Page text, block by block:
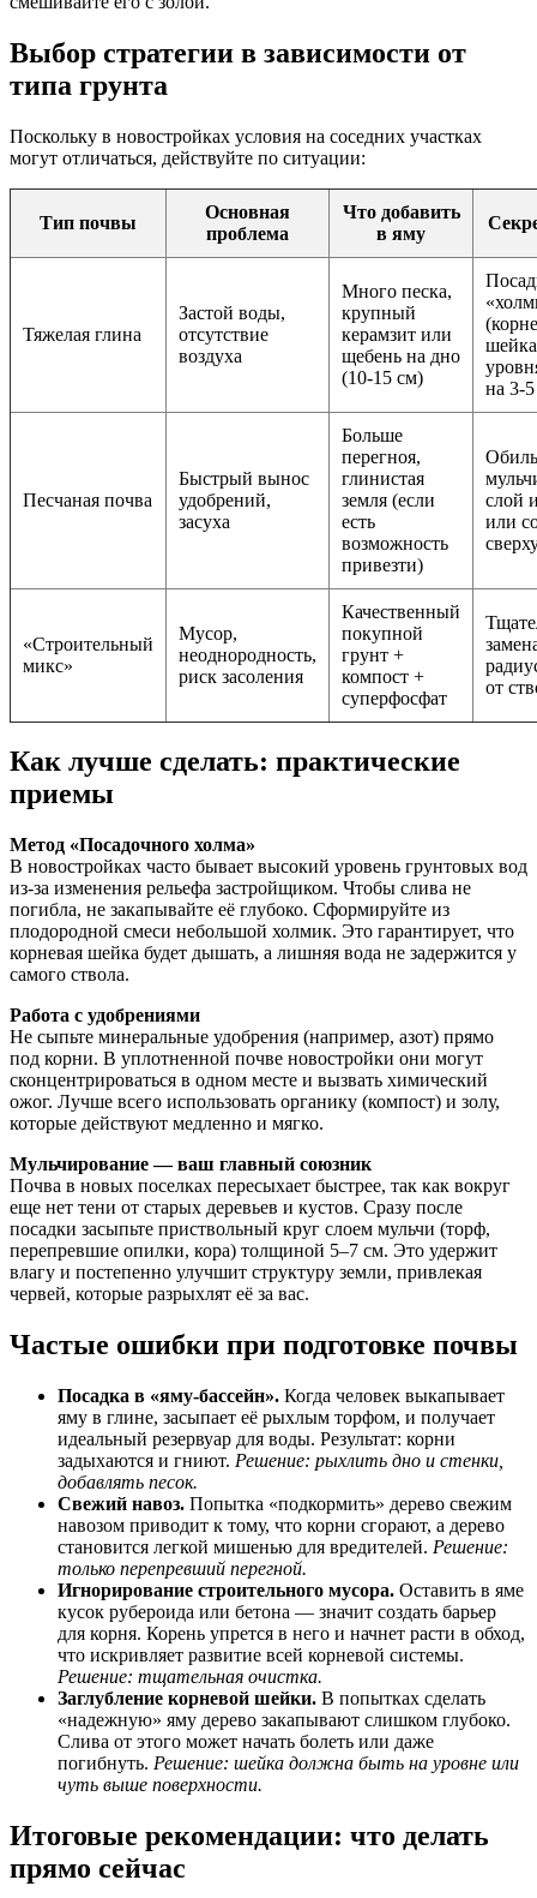
Выбор стратегии в зависимости от
типа грунта
Поскольку в новостройках условия на соседних участках
могут отличаться, действуйте по ситуации:
Тип почвы
Основная
проблема
Что добавить
в яму
Тяжелая глина
Застой воды,
отсутствие
воздуха
Много песка,
крупный
керамзит или
щебень на дно
(10-15 см)
на 3-
Песчаная почва
Быстрый вынос
удобрений,
засуха
Больше
перегноя,
глинистая
земля (если
есть
возможность
привезти)
слой
или
«Строительный
микс»
Мусор,
неоднородность,
риск засоления
Качественный
покупной
грунт +
компост +
суперфосфат
от
Как лучше сделать: практические
приемы
Метод «Посадочного холма»
В новостройках часто бывает высокий уровень грунтовых вод
из-за изменения рельефа застройщиком. Чтобы слива не
погибла, не закапывайте её глубоко. Сформируйте из
плодородной смеси небольшой холмик. Это гарантирует, что
корневая шейка будет дышать, а лишняя вода не задержится у
самого ствола.
Работа с удобрениями
Не сыпьте минеральные удобрения (например, азот) прямо
под корни. В уплотненной почве новостройки они могут
сконцентрироваться в одном месте и вызвать химический
ожог. Лучше всего использовать органику (компост) и золу,
которые действуют медленно и мягко.
Мульчирование — ваш главный союзник
Почва в новых поселках пересыхает быстрее, так как вокруг
еще нет тени от старых деревьев и кустов. Сразу после
посадки засыпьте приствольный круг слоем мульчи (торф,
перепревшие опилки, кора) толщиной 5–7 см. Это удержит
влагу и постепенно улучшит структуру земли, привлекая
червей, которые разрыхлят её за вас.
Частые ошибки при подготовке почвы
Посадка в «яму-бассейн». Когда человек выкапывает
яму в глине, засыпает её рыхлым торфом, и получает
идеальный резервуар для воды. Результат: корни
задыхаются и гниют. Решение: рыхлить дно и стенки,
добавлять песок.
Свежий навоз. Попытка «подкормить» дерево свежим
навозом приводит к тому, что корни сгорают, а дерево
становится легкой мишенью для вредителей. Решение:
только перепревший перегной.
Игнорирование строительного мусора. Оставить в яме
кусок рубероида или бетона — значит создать барьер
для корня. Корень упрется в него и начнет расти в обход,
что искривляет развитие всей корневой системы.
Решение: тщательная очистка.
Заглубление корневой шейки. В попытках сделать
«надежную» яму дерево закапывают слишком глубоко.
Слива от этого может начать болеть или даже
погибнуть. Решение: шейка должна быть на уровне или
чуть выше поверхности.
Итоговые рекомендации: что делать
прямо сейчас